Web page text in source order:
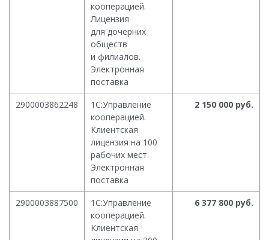
кооперацией.
Лицензия
для дочерних
обществ
и филиалов.
Электронная
поставка
2900003862248
1С:Управление
кооперацией.
Клиентская
лицензия на 100
рабочих мест.
Электронная
поставка
2 150 000 руб.
2900003887500
1С:Управление
кооперацией.
Клиентская
6 377 800 руб.